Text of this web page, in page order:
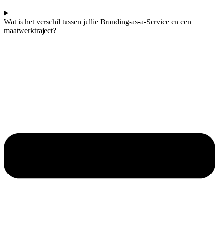
Wat is het verschil tussen jullie Branding-as-a-Service en een
maatwerktraject?